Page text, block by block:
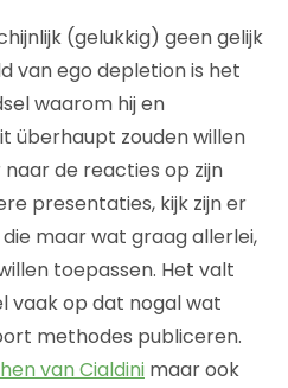
(gelukkig) geen gelijk
van ego depletion is het
waarom hij en
überhaupt zouden willen
de reacties op zijn
presentaties, kijk zijn er
maar wat graag allerlei,
toepassen. Het valt
vaak op dat nogal wat
methodes publiceren.
van Cialdini maar ook